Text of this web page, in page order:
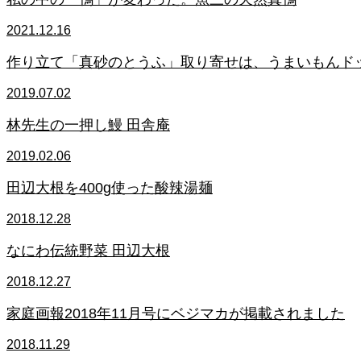
2021.12.16
作り立て「真砂のとうふ」取り寄せは、うまいもんド
2019.07.02
林先生の一押し鰻 田舎庵
2019.02.06
田辺大根を400g使った酸辣湯麺
2018.12.28
なにわ伝統野菜 田辺大根
2018.12.27
家庭画報2018年11月号にベジマカが掲載されました
2018.11.29